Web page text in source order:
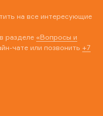
на все интересующие
разделе «Вопросы и
чате или позвонить +7